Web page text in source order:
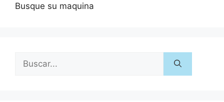
Busque su maquina